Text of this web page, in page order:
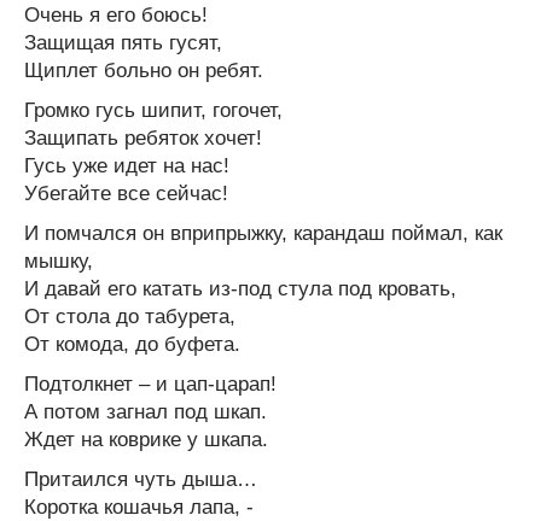
Очень я его боюсь!
Защищая пять гусят,
Щиплет больно он ребят.
Громко гусь шипит, гогочет,
Защипать ребяток хочет!
Гусь уже идет на нас!
Убегайте все сейчас!
И помчался он вприпрыжку, карандаш поймал, как
мышку,
И давай его катать из-под стула под кровать,
От стола до табурета,
От комода, до буфета.
Подтолкнет – и цап-царап!
А потом загнал под шкап.
Ждет на коврике у шкапа.
Притаился чуть дыша…
Коротка кошачья лапа, -